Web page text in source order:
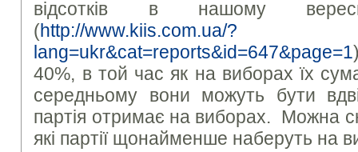
відсотків в нашому
(http://www.kiis.com.ua/?
lang=ukr&cat=reports&id=647&page=1
40%, в той час як на виборах їх
середньому вони можуть бути
партія отримає на виборах. Можна
які партії щонайменше наберуть на